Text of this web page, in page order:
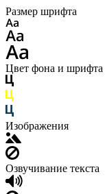
Размер шрифта
Цвет фона и шрифта
Изображения
Озвучивание текста